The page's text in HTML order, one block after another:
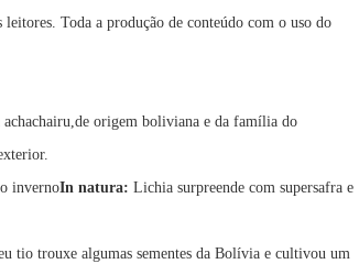
Toda a produção de conteúdo com o uso do
origem boliviana e da família do
invernoIn natura: Lichia surpreende com supersafra e
tio trouxe algumas sementes da Bolívia e cultivou um